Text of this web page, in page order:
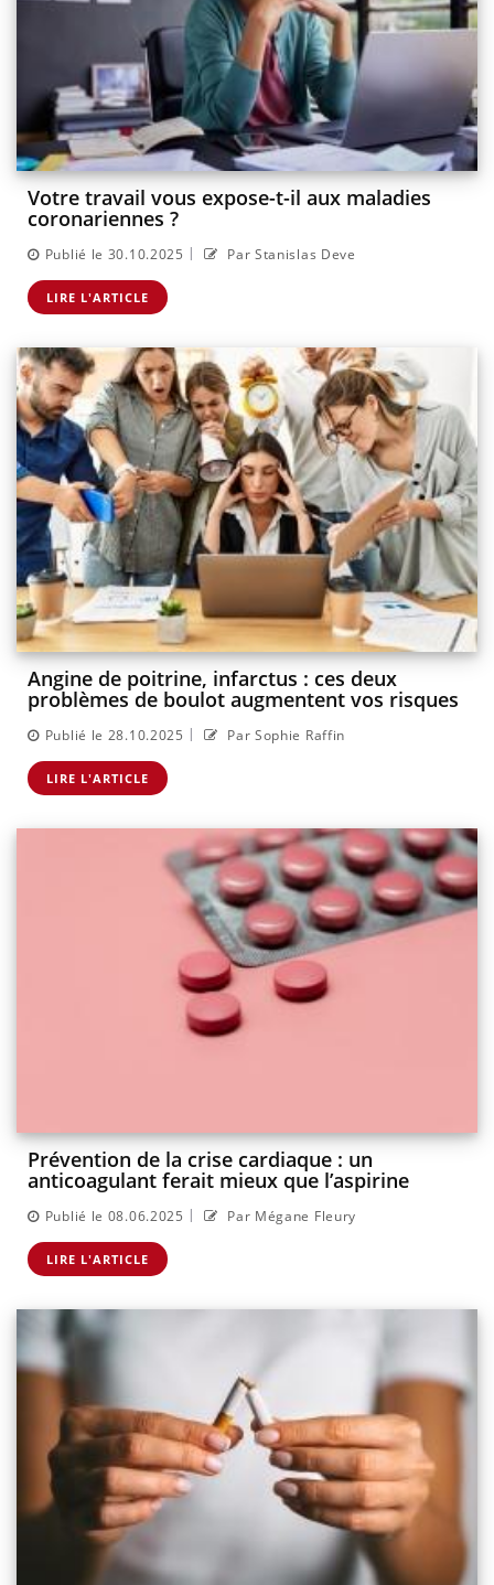
Votre travail vous expose-t-il aux maladies
coronariennes ?
Publié le 30.10.2025 | Par Stanislas Deve
LIRE L'ARTICLE
Angine de poitrine, infarctus : ces deux
problèmes de boulot augmentent vos risques
Publié le 28.10.2025 | Par Sophie Raffin
LIRE L'ARTICLE
Prévention de la crise cardiaque : un
anticoagulant ferait mieux que l’aspirine
Publié le 08.06.2025 | Par Mégane Fleury
LIRE L'ARTICLE